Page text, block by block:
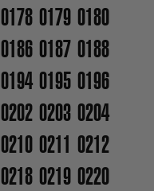
0178 0179 0180
0186 0187 0188
0194 0195 0196
0202 0203 0204
0210 0211 0212
0218 0219 0220